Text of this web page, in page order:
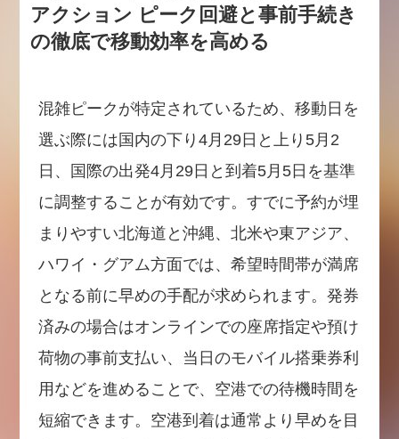
アクション ピーク回避と事前手続き
の徹底で移動効率を高める
混雑ピークが特定されているため、移動日を
選ぶ際には国内の下り4月29日と上り5月2
日、国際の出発4月29日と到着5月5日を基準
に調整することが有効です。すでに予約が埋
まりやすい北海道と沖縄、北米や東アジア、
ハワイ・グアム方面では、希望時間帯が満席
となる前に早めの手配が求められます。発券
済みの場合はオンラインでの座席指定や預け
荷物の事前支払い、当日のモバイル搭乗券利
用などを進めることで、空港での待機時間を
短縮できます。空港到着は通常より早めを目